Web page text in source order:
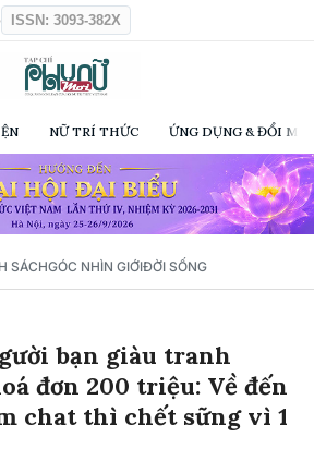
ISSN: 3093-382X
NỮ TRÍ THỨC ỨNG DỤNG & ĐỔI
SÁCHGÓC NHÌN GIỚIĐỜI SỐNG
bạn giàu tranh
đơn 200 triệu: Về đến
chat thì chết sững vì 1